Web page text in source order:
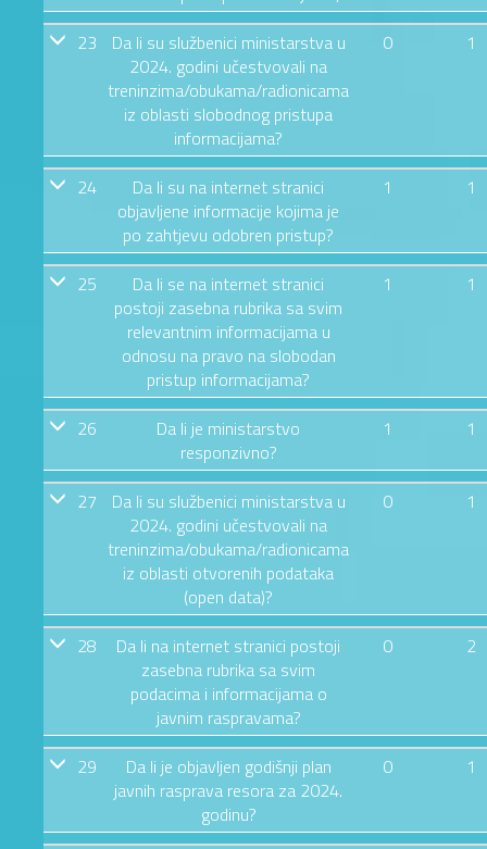
23
Da li su službenici ministarstva u
2024. godini učestvovali na
treninzima/obukama/radionicama
iz oblasti slobodnog pristupa
informacijama?
0 1
24
Da li su na internet stranici
objavljene informacije kojima je
po zahtjevu odobren pristup?
1 1
25
Da li se na internet stranici
postoji zasebna rubrika sa svim
relevantnim informacijama u
odnosu na pravo na slobodan
pristup informacijama?
1 1
26
Da li je ministarstvo
responzivno?
1 1
27
Da li su službenici ministarstva u
2024. godini učestvovali na
treninzima/obukama/radionicama
iz oblasti otvorenih podataka
(open data)?
0 1
28
Da li na internet stranici postoji
zasebna rubrika sa svim
podacima i informacijama o
javnim raspravama?
0 2
29
Da li je objavljen godišnji plan
javnih rasprava resora za 2024.
godinu?
0 1